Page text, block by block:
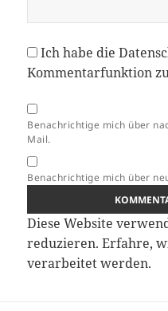
Ich habe die
Kommentarfunktion
Benachrichtige mich über
Mail.
Benachrichtige mich über
Diese Website
reduzieren.Erfahre,
verarbeitet werden.